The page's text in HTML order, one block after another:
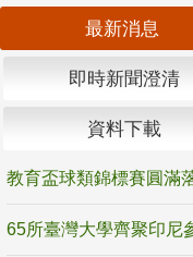
最新消息
即時新聞澄清
資料下載
65所臺灣大學齊聚印尼